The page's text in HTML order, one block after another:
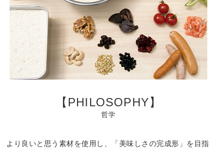
【PHILOSOPHY】
哲学
より良いと思う素材を使用し、「美味しさの完成形」を目指